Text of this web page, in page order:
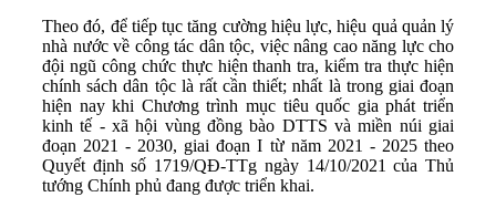
Theo đó, để tiếp tục tăng cường hiệu lực, hiệu quả quản lý
nhà nước về công tác dân tộc, việc nâng cao năng lực cho
đội ngũ công chức thực hiện thanh tra, kiểm tra thực hiện
chính sách dân tộc là rất cần thiết; nhất là trong giai đoạn
hiện nay khi Chương trình mục tiêu quốc gia phát triển
kinh tế - xã hội vùng đồng bào DTTS và miền núi giai
đoạn 2021 - 2030, giai đoạn I từ năm 2021 - 2025 theo
Quyết định số 1719/QĐ-TTg ngày 14/10/2021 của Thủ
tướng Chính phủ đang được triển khai.